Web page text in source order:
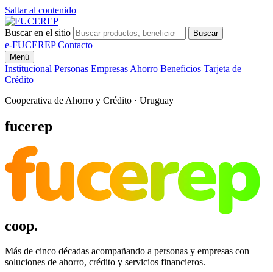
Saltar al contenido
Buscar en el sitio Buscar
e-FUCEREP Contacto
Menú
Institucional Personas Empresas Ahorro Beneficios Tarjeta de
Crédito
Cooperativa de Ahorro y Crédito · Uruguay
fucerep
fucerep
coop.
Más de cinco décadas acompañando a personas y empresas con
soluciones de ahorro, crédito y servicios financieros.